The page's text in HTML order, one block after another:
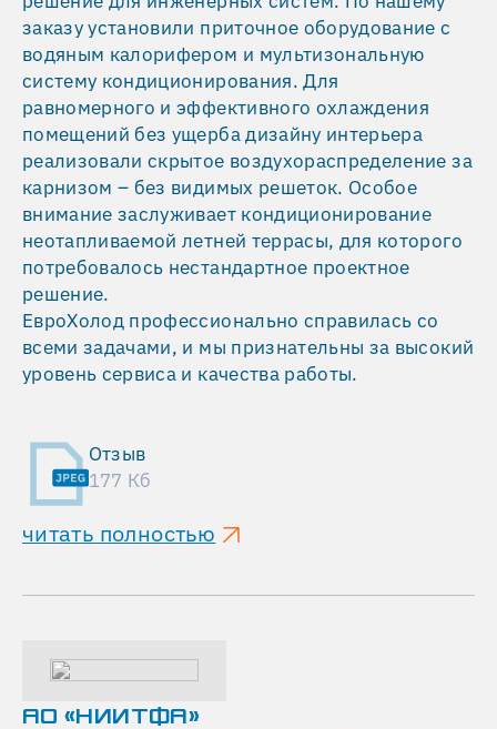
заказу установили приточное оборудование с
водяным калорифером и мультизональную
систему кондиционирования. Для
равномерного и эффективного охлаждения
помещений без ущерба дизайну интерьера
реализовали скрытое воздухораспределение за
карнизом – без видимых решеток. Особое
внимание заслуживает кондиционирование
неотапливаемой летней террасы, для которого
потребовалось нестандартное проектное
решение.
ЕвроХолод профессионально справилась со
всеми задачами, и мы признательны за высокий
уровень сервиса и качества работы.
Отзыв
177 Кб
читать полностью
АО «НИИТФА»